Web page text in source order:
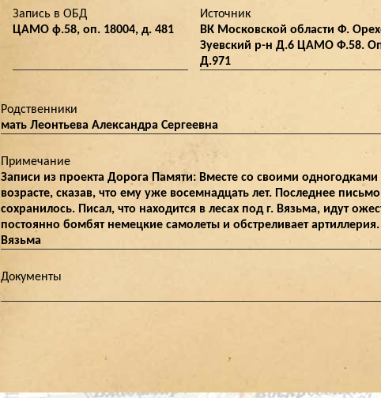
Запись в ОБД
ЦАМО ф.58, оп. 18004, д. 481
Источник
ВК Московской области Ф.
Зуевский р-н Д.6 ЦАМО Ф.58.
Д.971
Родственники
мать Леонтьева Александра Сергеевна
Примечание
Записи из проекта Дорога Памяти: Вместе со своими
возрасте, сказав, что ему уже восемнадцать лет. Последнее
сохранилось. Писал, что находится в лесах под г. Вязьма, идут
постоянно бомбят немецкие самолеты и обстреливает
Вязьма
Документы